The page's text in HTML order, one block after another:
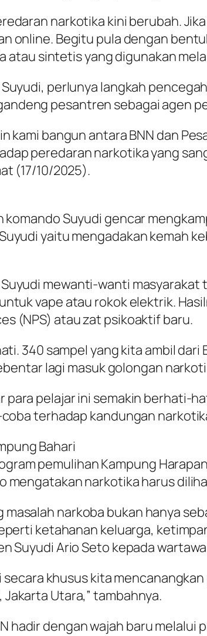
narkotika kini berubah.
online. Begitu pula dengan
atau sintetis yang digunakan
perlunya langkah
pesantren sebagai agen
kami bangun antara BNN dan
peredaran narkotika yang
(17/10/2025).
komando Suyudi gencar
yaitu mengadakan kemah
mewanti-wanti
vape atau rokok elektrik.
(NPS) atau zat psikoaktif baru.
340 sampel yang kita ambil
lagi masuk golongan
para pelajar ini semakin berhati-
terhadap kandungan
Bahari
pemulihan Kampung
mengatakan narkotika harus
masalah narkoba bukan hanya
ketahanan keluarga,
Suyudi Ario Seto kepada
secara khusus kita
Utara,” tambahnya.
hadir dengan wajah baru